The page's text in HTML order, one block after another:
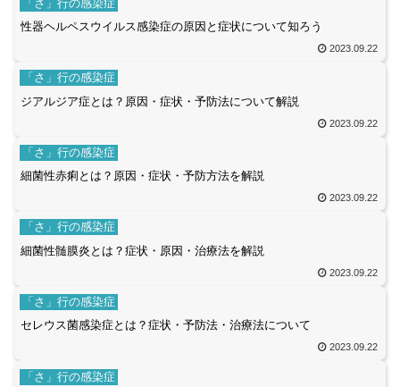
「さ」行の感染症
性器ヘルペスウイルス感染症の原因と症状について知ろう
2023.09.22
「さ」行の感染症
ジアルジア症とは？原因・症状・予防法について解説
2023.09.22
「さ」行の感染症
細菌性赤痢とは？原因・症状・予防方法を解説
2023.09.22
「さ」行の感染症
細菌性髄膜炎とは？症状・原因・治療法を解説
2023.09.22
「さ」行の感染症
セレウス菌感染症とは？症状・予防法・治療法について
2023.09.22
「さ」行の感染症